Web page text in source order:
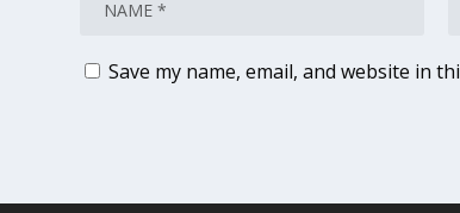
Save my name, email, and website in